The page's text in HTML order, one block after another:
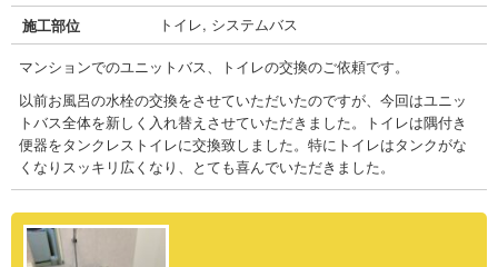
施工部位
トイレ, システムバス
マンションでのユニットバス、トイレの交換のご依頼です。
以前お風呂の水栓の交換をさせていただいたのですが、今回はユニッ
トバス全体を新しく入れ替えさせていただきました。トイレは隅付き
便器をタンクレストイレに交換致しました。特にトイレはタンクがな
くなりスッキリ広くなり、とても喜んでいただきました。